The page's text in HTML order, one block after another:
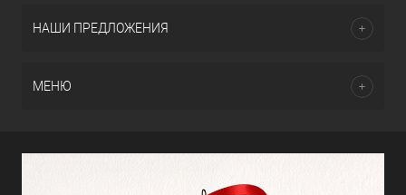
НАШИ ПРЕДЛОЖЕНИЯ
МЕНЮ